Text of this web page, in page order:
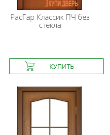
РасГар Классик ПЧ без
стекла